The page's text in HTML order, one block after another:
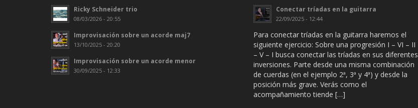
Ricky Schneider trio
08/03/2026 - 20:55
Improvisación sobre un acorde maj7
13/10/2025 - 20:20
Improvisación sobre un acorde menor
30/09/2025 - 12:33
Conectar tríadas en la guitarra
22/09/2025 - 12:44
Para conectar tríadas en la guitarra haremos el
siguiente ejercicio: Sobre una progresión I – VI – II
– V – I busca conectar las tríadas en sus diferentes
inversiones. Parte desde una misma combinación
de cuerdas (en el ejemplo 2ª, 3ª y 4ª) y desde la
posición más grave. Verás como el
acompañamiento tiende […]